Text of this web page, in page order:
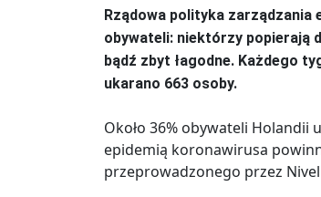
Rządowa polityka zarządzania
obywateli: niektórzy popierają
bądź zbyt łagodne. Każdego
ukarano 663 osoby.
Około 36% obywateli
epidemią koronawirusa
przeprowadzonego przez